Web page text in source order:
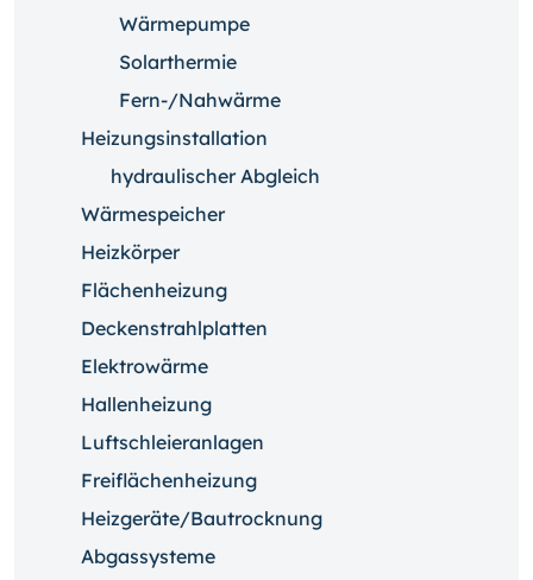
Wärmepumpe
Solarthermie
Fern-/Nahwärme
Heizungsinstallation
hydraulischer Abgleich
Wärmespeicher
Heizkörper
Flächenheizung
Deckenstrahlplatten
Elektrowärme
Hallenheizung
Luftschleieranlagen
Freiflächenheizung
Heizgeräte/Bautrocknung
Abgassysteme